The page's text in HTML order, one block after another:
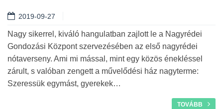
2019-09-27
Nagy sikerrel, kiváló hangulatban zajlott le a Nagyrédei
Gondozási Központ szervezésében az első nagyrédei
nótaverseny. Ami mi mással, mint egy közös énekléssel
zárult, s valóban zengett a művelődési ház nagyterme:
Szeressük egymást, gyerekek…
TOVÁBB